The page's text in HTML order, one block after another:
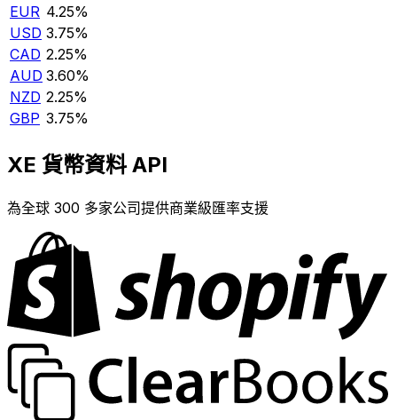
EUR 4.25%
USD 3.75%
CAD 2.25%
AUD 3.60%
NZD 2.25%
GBP 3.75%
XE 貨幣資料 API
為全球 300 多家公司提供商業級匯率支援